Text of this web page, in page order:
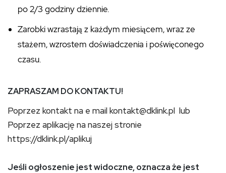
po 2/3 godziny dziennie.
Zarobki wzrastają z każdym miesiącem, wraz ze
stażem, wzrostem doświadczenia i poświęconego
czasu.
ZAPRASZAM DO KONTAKTU!
Poprzez kontakt na e mail kontakt@dklink.pl lub
Poprzez aplikację na naszej stronie
https://dklink.pl/aplikuj
Jeśli ogłoszenie jest widoczne, oznacza że jest